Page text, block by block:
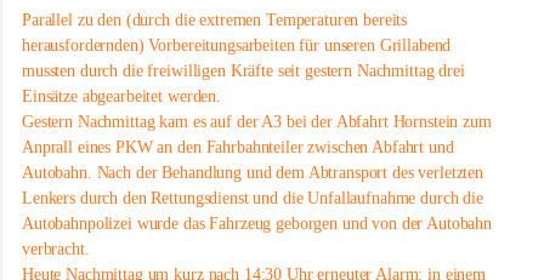
i
w
i
l
l
i
g
e
F
e
u
e
r
Parallel zu den (durch die extremen Temperaturen bereits
herausfordernden) Vorbereitungsarbeiten für unseren Grillabend
mussten durch die freiwilligen Kräfte seit gestern Nachmittag drei
Einsätze abgearbeitet werden.
Gestern Nachmittag kam es auf der A3 bei der Abfahrt Hornstein zum
Anprall eines PKW an den Fahrbahnteiler zwischen Abfahrt und
Autobahn. Nach der Behandlung und dem Abtransport des verletzten
Lenkers durch den Rettungsdienst und die Unfallaufnahme durch die
Autobahnpolizei wurde das Fahrzeug geborgen und von der Autobahn
verbracht.
Heute Nachmittag um kurz nach 14:30 Uhr erneuter Alarm: in einem